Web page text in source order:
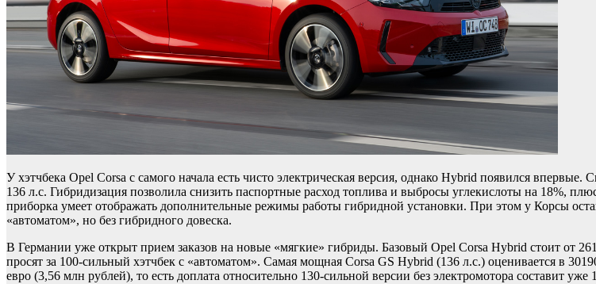
У хэтчбека Opel Corsa с самого начала есть чисто электрическая версия, однако Hybrid появился
136 л.с. Гибридизация позволила снизить паспортные расход топлива и выбросы углекислоты на 18%,
приборка умеет отображать дополнительные режимы работы гибридной установки. При этом у Корсы
«автоматом», но без гибридного довеска.
В Германии уже открыт прием заказов на новые «мягкие» гибриды. Базовый Opel Corsa Hybrid стоит от
просят за 100-сильный хэтчбек с «автоматом». Самая мощная Corsa GS Hybrid (136 л.с.) оценивается в
евро (3,56 млн рублей), то есть доплата относительно 130-сильной версии без электромотора составит уже